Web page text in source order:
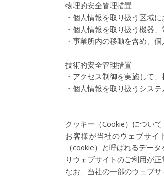
物理的安全管理措置
・個人情報を取り扱う区域
・個人情報を取り扱う機器
・事業所内の移動を含め、
技術的安全管理措置
・アクセス制御を実施して
・個人情報を取り扱うシス
クッキー（Cookie）について
お客様が当社のウェブサイ
（cookie）と呼ばれるデー
りウェブサイトのご利用が
なお、当社の一部のウェブ